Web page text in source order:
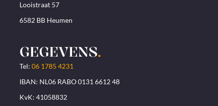
Looistraat 57
6582 BB Heumen
GEGEVENS.
Tel: 06 1785 4231
IBAN: NL06 RABO 0131 6612 48
KvK: 41058832